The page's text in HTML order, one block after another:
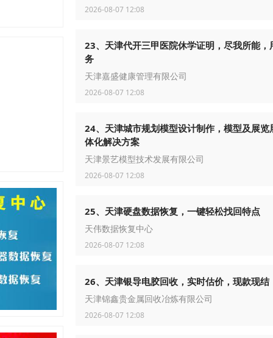
2026-08-07 12:08
23、天津代开三甲医院休学证明，尽我所能，
务
天津嘉盛健康管理有限公司
2026-08-07 12:08
24、天津城市规划模型设计制作，模型及展览
体化解决方案
天津景艺模型技术发展有限公司
2026-08-07 12:08
25、天津硬盘数据恢复，一键轻松找回特点
天伟数据恢复中心
2026-08-07 12:08
26、天津银导电胶回收，实时估价，现款现结
天津锦鑫贵金属回收冶炼有限公司
2026-08-07 12:08